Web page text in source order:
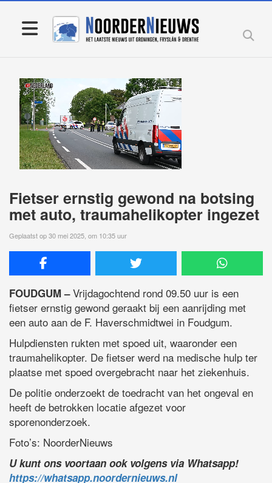
Fietser ernstig gewond na botsing
met auto, traumahelikopter ingezet
Geplaatst op 30 mei 2025, om 10:35 uur
FOUDGUM –Vrijdagochtend rond 09.50 uur is een
fietser ernstig gewond geraakt bij een aanrijding met
een auto aan de F. Haverschmidtwei in Foudgum.
Hulpdiensten rukten met spoed uit, waaronder een
traumahelikopter. De fietser werd na medische hulp ter
plaatse met spoed overgebracht naar het ziekenhuis.
De politie onderzoekt de toedracht van het ongeval en
heeft de betrokken locatie afgezet voor
sporenonderzoek.
Foto’s: NoorderNieuws
U kunt ons voortaan ook volgens via Whatsapp!
https://whatsapp.noordernieuws.nl